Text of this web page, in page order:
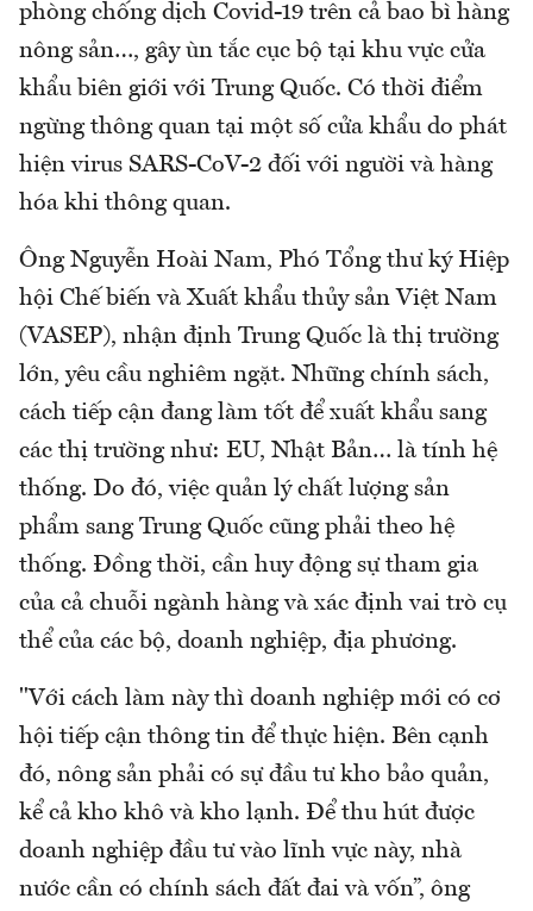
phòng chống dịch Covid-19 trên cả bao bì hàng
nông sản…, gây ùn tắc cục bộ tại khu vực cửa
khẩu biên giới với Trung Quốc. Có thời điểm
ngừng thông quan tại một số cửa khẩu do phát
hiện virus SARS-CoV-2 đối với người và hàng
hóa khi thông quan.
Ông Nguyễn Hoài Nam, Phó Tổng thư ký Hiệp
hội Chế biến và Xuất khẩu thủy sản Việt Nam
(VASEP), nhận định Trung Quốc là thị trường
lớn, yêu cầu nghiêm ngặt. Những chính sách,
cách tiếp cận đang làm tốt để xuất khẩu sang
các thị trường như: EU, Nhật Bản… là tính hệ
thống. Do đó, việc quản lý chất lượng sản
phẩm sang Trung Quốc cũng phải theo hệ
thống. Đồng thời, cần huy động sự tham gia
của cả chuỗi ngành hàng và xác định vai trò cụ
thể của các bộ, doanh nghiệp, địa phương.
"Với cách làm này thì doanh nghiệp mới có cơ
hội tiếp cận thông tin để thực hiện. Bên cạnh
đó, nông sản phải có sự đầu tư kho bảo quản,
kể cả kho khô và kho lạnh. Để thu hút được
doanh nghiệp đầu tư vào lĩnh vực này, nhà
nước cần có chính sách đất đai và vốn”, ông